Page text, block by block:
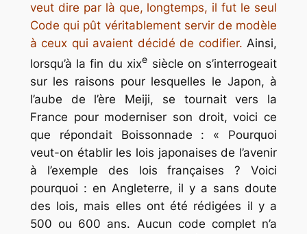
veut dire par là que, longtemps, il fut le seul
Code qui pût véritablement servir de modèle
à ceux qui avaient décidé de codifier. Ainsi,
lorsqu’à la fin du xixe siècle on s’interrogeait
sur les raisons pour lesquelles le Japon, à
l’aube de l’ère Meiji, se tournait vers la
France pour moderniser son droit, voici ce
que répondait Boissonnade : « Pourquoi
veut-on établir les lois japonaises de l’avenir
à l’exemple des lois françaises ? Voici
pourquoi : en Angleterre, il y a sans doute
des lois, mais elles ont été rédigées il y a
500 ou 600 ans. Aucun code complet n’a